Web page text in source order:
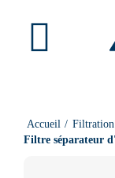
Accueil Filtration
Filtre séparateur